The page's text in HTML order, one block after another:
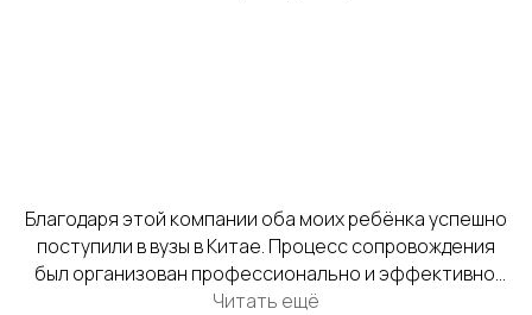
Благодаря этой компании оба моих ребёнка успешно
поступили в вузы в Китае. Процесс сопровождения
был организован профессионально и эффективно.
Рекомендую их услуги.
Читать ещё